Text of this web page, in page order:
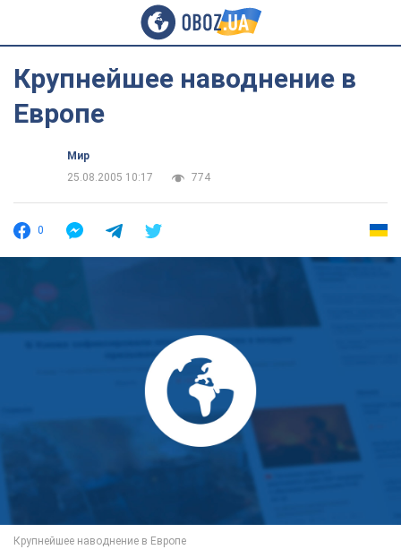
Крупнейшее наводнение в
Европе
Мир
25.08.2005 10:17
774
0